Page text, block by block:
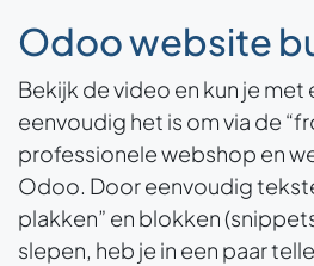
Odoo website
Bekijk de video en kun je met
eenvoudig het is om via de
professionele webshop en
Odoo. Door eenvoudig
plakken” en blokken
slepen, heb je in een paar